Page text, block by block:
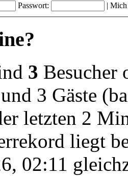
Passwort: | Mich
3 Besucher
3 Gäste
letzten 2
liegt
02:11